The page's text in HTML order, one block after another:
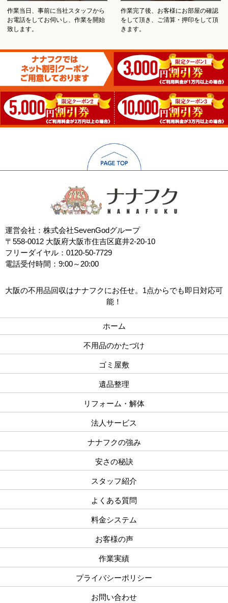
作業当日、事前に当社スタッフから
お電話をしてお伺いし、作業を開始
致します。
作業完了後、お客様にお部屋の確認
をして頂き、ご清算・押印をして頂
きます。
運営会社：株式会社SevenGodグループ
〒558-0012 大阪府大阪市住吉区庭井2-20-10
フリーダイヤル：0120-50-7729
電話受付時間：9:00～20:00
大阪の不用品回収はナナフクにお任せ。1点からでも即日対応可
能！
ホーム
不用品のかたづけ
ゴミ屋敷
遺品整理
リフォーム・解体
法人サービス
ナナフクの強み
安さの秘訣
スタッフ紹介
よくある質問
料金システム
お客様の声
作業実績
プライバシーポリシー
お問い合わせ